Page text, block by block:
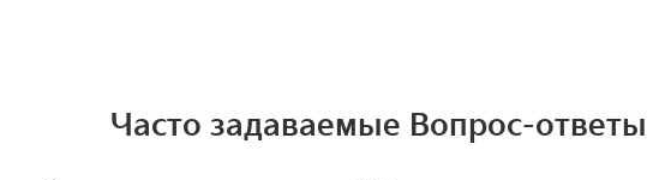
Часто задаваемые Вопрос-ответы